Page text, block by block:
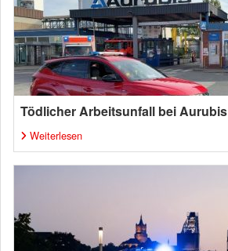
Tödlicher Arbeitsunfall bei Aurubis
Weiterlesen